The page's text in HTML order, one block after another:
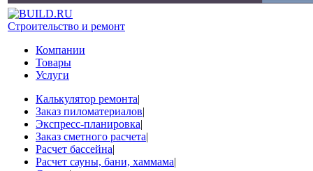
Строительство и ремонт
Компании
Товары
Услуги
Калькулятор ремонта|
Заказ пиломатериалов|
Экспресс-планировка|
Заказ сметного расчета|
Расчет бассейна|
Расчет сауны, бани, хаммама|